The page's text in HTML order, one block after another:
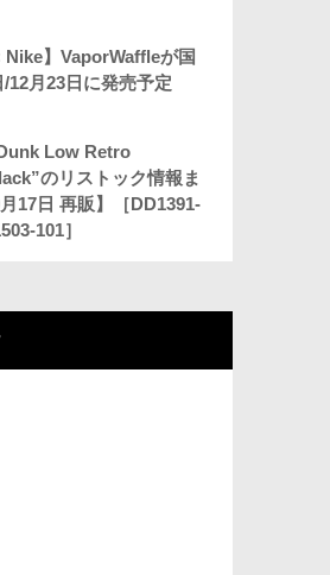
Nike】VaporWaffleが国
/12月23日に発売予定
Low Retro
のリストック情報ま
17日 再販】［DD1391-
101］